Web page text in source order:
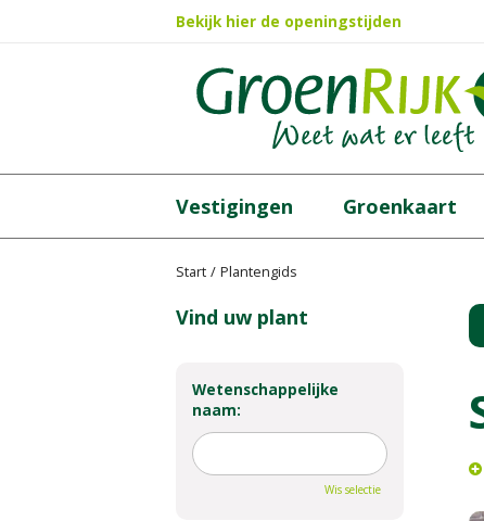
Start Plantengids
Bekijk hier de openingstijden
Vestigingen Groenkaart
Vind uw plant
Wetenschappelijke
naam:
Wis selectie